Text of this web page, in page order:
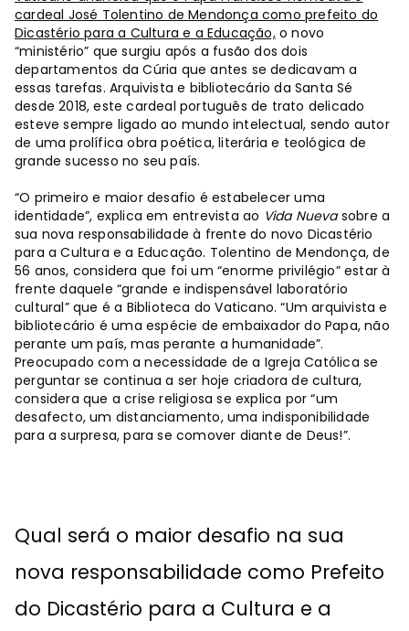
cardeal José Tolentino de Mendonça como prefeito do
Dicastério para a Cultura e a Educação,o novo
“ministério” que surgiu após a fusão dos dois
departamentos da Cúria que antes se dedicavam a
essas tarefas. Arquivista e bibliotecário da Santa Sé
desde 2018, este cardeal português de trato delicado
esteve sempre ligado ao mundo intelectual, sendo autor
de uma prolífica obra poética, literária e teológica de
grande sucesso no seu país.
“O primeiro e maior desafio é estabelecer uma
identidade”, explica em entrevista ao Vida Nuevasobre a
sua nova responsabilidade à frente do novo Dicastério
para a Cultura e a Educação. Tolentino de Mendonça, de
56 anos, considera que foi um “enorme privilégio” estar à
frente daquele “grande e indispensável laboratório
cultural” que é a Biblioteca do Vaticano. “Um arquivista e
bibliotecário é uma espécie de embaixador do Papa, não
perante um país, mas perante a humanidade”.
Preocupado com a necessidade de a Igreja Católica se
perguntar se continua a ser hoje criadora de cultura,
considera que a crise religiosa se explica por “um
desafecto, um distanciamento, uma indisponibilidade
para a surpresa, para se comover diante de Deus!”.
Qual será o maior desafio na sua
nova responsabilidade como Prefeito
do Dicastério para a Cultura e a